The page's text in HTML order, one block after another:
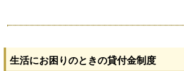
生活にお困りのときの貸付金制度